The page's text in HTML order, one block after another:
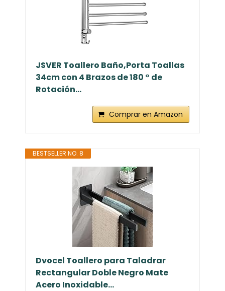
JSVER Toallero Baño,Porta Toallas
34cm con 4 Brazos de 180 ° de
Rotación...
Comprar en Amazon
BESTSELLER NO. 8
Dvocel Toallero para Taladrar
Rectangular Doble Negro Mate
Acero Inoxidable...